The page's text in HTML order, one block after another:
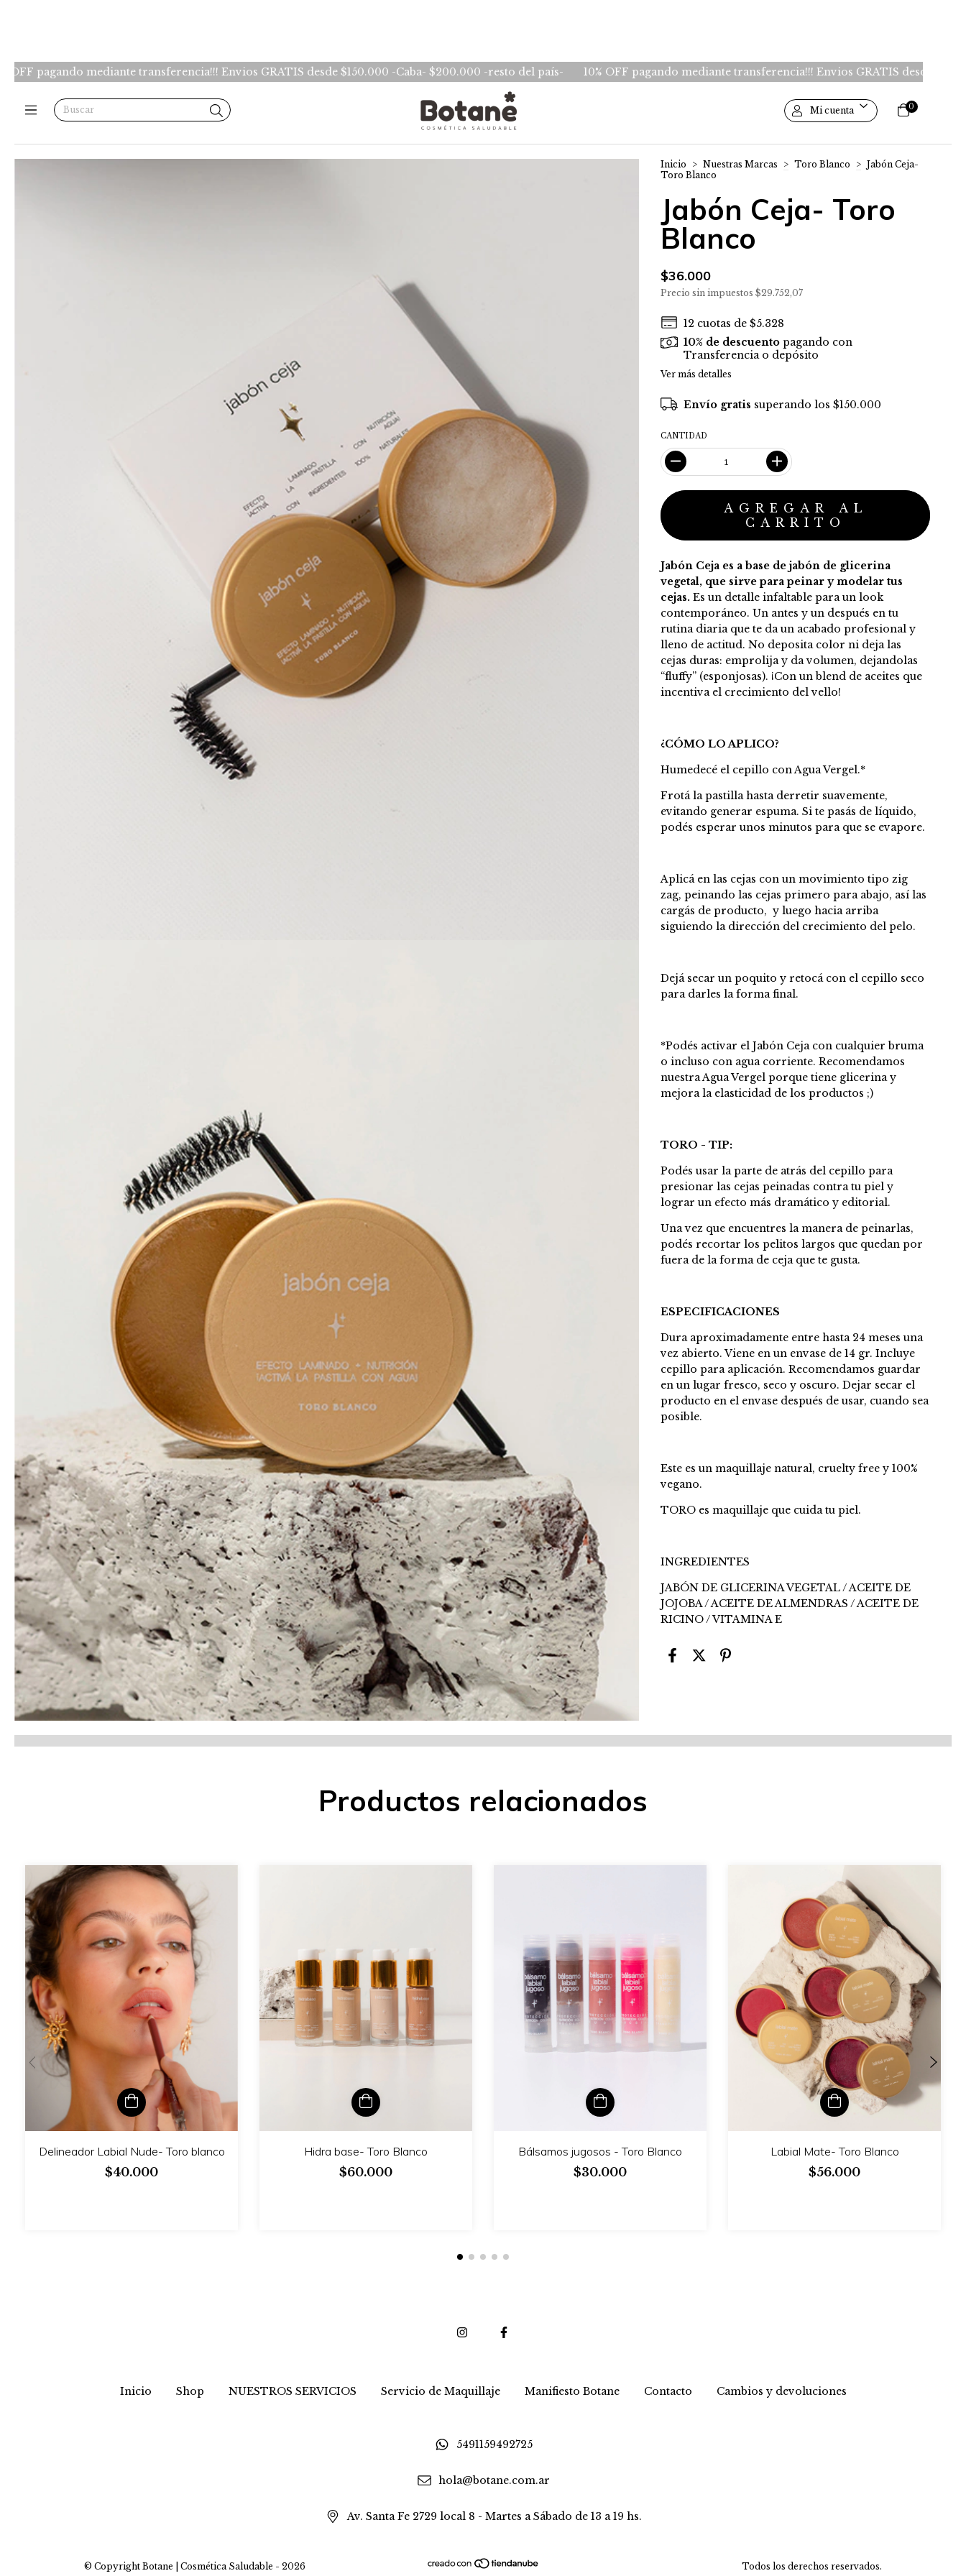
transferencia!!! Envios GRATIS desde $150.000 -Caba- $200.000 -resto del país- 10% OFF pagando mediante transferencia!!! Envios GRATIS desde $150.000 -Caba-
Mi cuenta 0
Inicio > Nuestras Marcas > Toro Blanco > Jabón Ceja-
Toro Blanco
Jabón Ceja- Toro
Blanco
$36.000
Precio sin impuestos$29.752,07
12 cuotas de $5.328
10% de descuentopagando con
Transferencia o depósito
Ver más detalles
Envío gratis superando los $150.000
CANTIDAD
Jabón Ceja es a base de jabón de glicerina
vegetal, que sirve para peinar y modelar tus
cejas. Es un detalle infaltable para un look
contemporáneo. Un antes y un después en tu
rutina diaria que te da un acabado profesional y
lleno de actitud. No deposita color ni deja las
cejas duras: emprolija y da volumen, dejandolas
“fluffy” (esponjosas). ¡Con un blend de aceites que
incentiva el crecimiento del vello!
¿CÓMO LO APLICO?
Humedecé el cepillo con Agua Vergel.*
Frotá la pastilla hasta derretir suavemente,
evitando generar espuma. Si te pasás de líquido,
podés esperar unos minutos para que se evapore.
Aplicá en las cejas con un movimiento tipo zig
zag, peinando las cejas primero para abajo, así las
cargás de producto, y luego hacia arriba
siguiendo la dirección del crecimiento del pelo.
Dejá secar un poquito y retocá con el cepillo seco
para darles la forma final.
*Podés activar el Jabón Ceja con cualquier bruma
o incluso con agua corriente. Recomendamos
nuestra Agua Vergel porque tiene glicerina y
mejora la elasticidad de los productos ;)
TORO - TIP:
Podés usar la parte de atrás del cepillo para
presionar las cejas peinadas contra tu piel y
lograr un efecto más dramático y editorial.
Una vez que encuentres la manera de peinarlas,
podés recortar los pelitos largos que quedan por
fuera de la forma de ceja que te gusta.
ESPECIFICACIONES
Dura aproximadamente entre hasta 24 meses una
vez abierto. Viene en un envase de 14 gr. Incluye
cepillo para aplicación. Recomendamos guardar
en un lugar fresco, seco y oscuro. Dejar secar el
producto en el envase después de usar, cuando sea
posible.
Este es un maquillaje natural, cruelty free y 100%
vegano.
TORO es maquillaje que cuida tu piel.
INGREDIENTES
JABÓN DE GLICERINA VEGETAL / ACEITE DE
JOJOBA / ACEITE DE ALMENDRAS / ACEITE DE
RICINO / VITAMINA E
Productos relacionados
Delineador Labial Nude- Toro blanco
$40.000
Hidra base- Toro Blanco
$60.000
Bálsamos jugosos - Toro Blanco
$30.000
Labial Mate- Toro Blanco
$56.000
Inicio Shop NUESTROS SERVICIOS Servicio de Maquillaje Manifiesto Botane Contacto Cambios y devoluciones
5491159492725
hola@botane.com.ar
Av. Santa Fe 2729 local 8 - Martes a Sábado de 13 a 19 hs.
© Copyright Botane | Cosmética Saludable - 2026 Todos los derechos reservados.